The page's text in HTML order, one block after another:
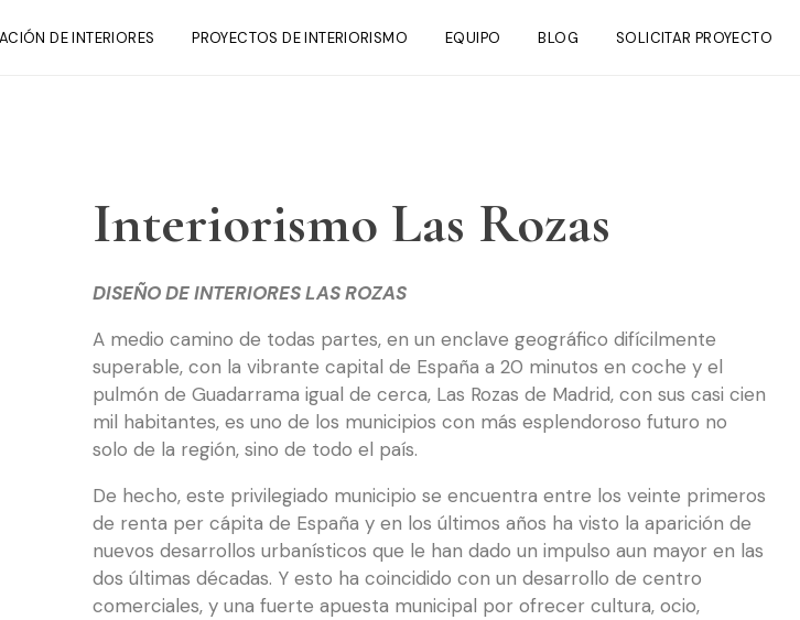
DE INTERIORES PROYECTOS DE INTERIORISMO EQUIPO BLOG SOLICITAR PROYECTO
Interiorismo Las Rozas
DISEÑO DE INTERIORES LAS ROZAS
A medio camino de todas partes, en un enclave geográfico difícilmente
superable, con la vibrante capital de España a 20 minutos en coche y el
pulmón de Guadarrama igual de cerca, Las Rozas de Madrid, con sus casi cien
mil habitantes, es uno de los municipios con más esplendoroso futuro no
solo de la región, sino de todo el país.
De hecho, este privilegiado municipio se encuentra entre los veinte primeros
de renta per cápita de España y en los últimos años ha visto la aparición de
nuevos desarrollos urbanísticos que le han dado un impulso aun mayor en las
dos últimas décadas. Y esto ha coincidido con un desarrollo de centro
comerciales, y una fuerte apuesta municipal por ofrecer cultura, ocio,